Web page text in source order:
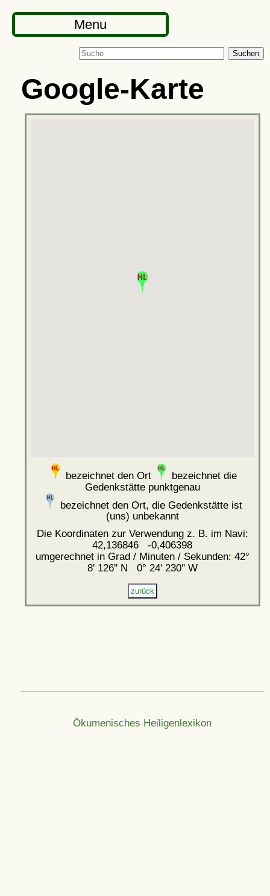
Menu
Suchen
Google-Karte
bezeichnet den Ort
bezeichnet die
Gedenkstätte punktgenau
bezeichnet den Ort, die Gedenkstätte ist
(uns) unbekannt
Die Koordinaten zur Verwendung z. B. im Navi:
42,136846 -0,406398
umgerechnet in Grad / Minuten / Sekunden: 42°
8' 126'' N 0° 24' 230'' W
Ökumenisches Heiligenlexikon